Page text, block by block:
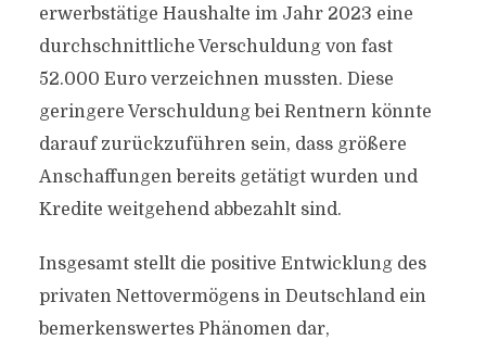
erwerbstätige Haushalte im Jahr 2023 eine
durchschnittliche Verschuldung von fast
52.000 Euro verzeichnen mussten. Diese
geringere Verschuldung bei Rentnern könnte
darauf zurückzuführen sein, dass größere
Anschaffungen bereits getätigt wurden und
Kredite weitgehend abbezahlt sind.
Insgesamt stellt die positive Entwicklung des
privaten Nettovermögens in Deutschland ein
bemerkenswertes Phänomen dar,